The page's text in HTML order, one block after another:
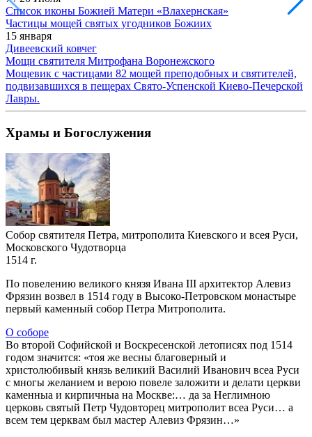
Список иконы Божией Матери «Влахернская»
Частицы мощей святых угодников Божиих
15 января
Дивеевский ковчег
Мощи святителя Митрофана Воронежского
Мощевик с частицами 82 мощей преподобных и святителей,
подвизавшихся в пещерах Свято-Успенской Киево-Печерской
Лавры.
Храмы и Богослужения
Собор святителя Петра, митрополита Киевского и всея Руси,
Московского Чудотворца
1514 г.
По повелению великого князя Ивана III архитектор Алевиз
Фрязин возвел в 1514 году в Высоко-Петровском монастыре
первый каменный собор Петра Митрополита.
О соборе
Во второй Софийской и Воскресенской летописях под 1514
годом значится: «тоя же весны благоверный и
христолюбивый князь великий Василий Иванович всеа Руси
с многы желанием и верою повеле заложити и делати церкви
каменныа и кирпичныа на Москве:… да за Неглимною
церковь святый Петр Чудовторец митрополит всеа Руси… а
всем тем церквам был мастер Алевиз Фрязин…»